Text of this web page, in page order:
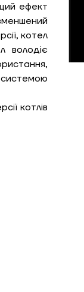
ефект
котел
володіє
котлів